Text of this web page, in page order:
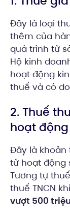
Đây là loại
thêm của
quá trình từ
Hộ kinh
hoạt động
thuế và có
2. Thuế
hoạt
Đây là khoản
từ hoạt động
Tương tự
thuế TNCN
vượt 500